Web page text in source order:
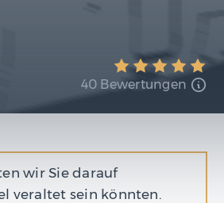
40 Bewertungen
wir Sie darauf
veraltet sein könnten.